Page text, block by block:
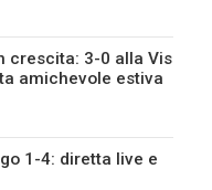
crescita: 3-0 alla Vis
amichevole estiva
1-4: diretta live e